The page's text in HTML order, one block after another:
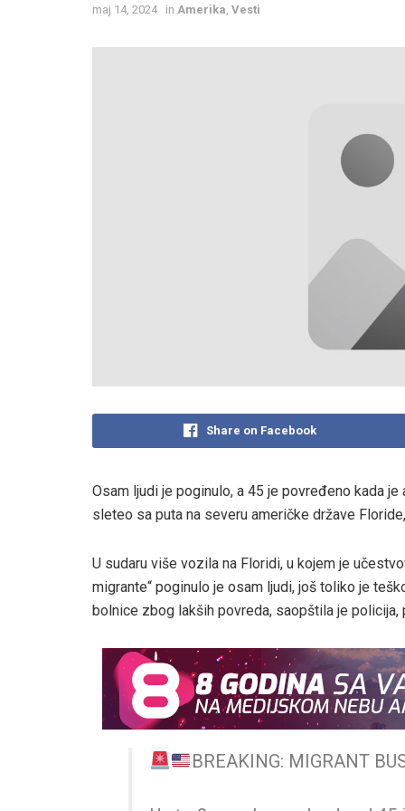
maj 14, 2024 in Amerika Vesti
Share on Facebook
Osam ljudi je poginulo, a 45 je povređeno kada je
sleteo sa puta na severu američke države
U sudaru više vozila na Floridi, u kojem je
migrante“ poginulo je osam ljudi, još toliko je
bolnice zbog lakših povreda, saopštila je policija,
BREAKING: MIGRANT